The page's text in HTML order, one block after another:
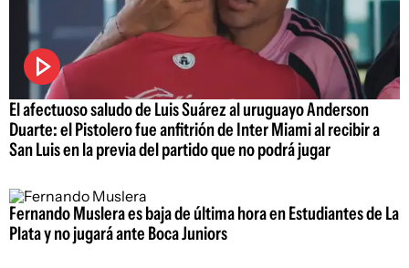
El afectuoso saludo de Luis Suárez al uruguayo Anderson
Duarte: el Pistolero fue anfitrión de Inter Miami al recibir a
San Luis en la previa del partido que no podrá jugar
Fernando Muslera es baja de última hora en Estudiantes de La
Plata y no jugará ante Boca Juniors